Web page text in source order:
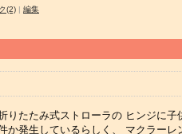
(2) | 編集
りたたみ式ストローラの ヒンジに
か発生しているらしく、 マクラーレ